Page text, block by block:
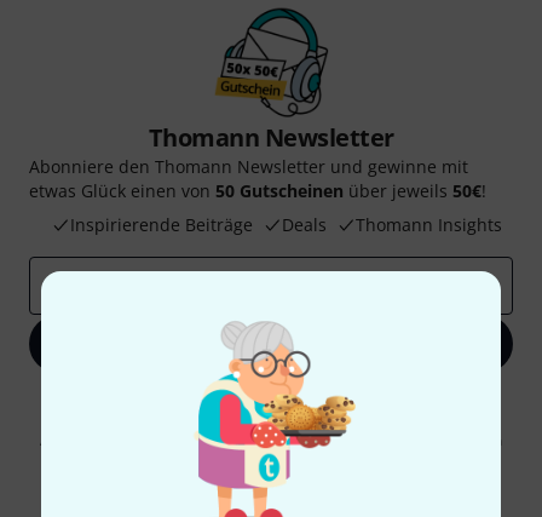
Thomann Newsletter
Abonniere den Thomann Newsletter und gewinne mit
etwas Glück einen von 50 Gutscheinen über jeweils 50€!
Inspirierende Beiträge
Deals Thomann Insights
Jetzt anmelden
Mit Klick auf „Jetzt anmelden“ stimmen Sie dem Erhalt von E-Mail-
Werbung und einer Messung des E-Mail-Nutzungsverhaltens zu. Die
Abmeldung ist jederzeit möglich. Weitere Informationen finden Sie in
Datenschutzhinweisen
* Pflichtfeld